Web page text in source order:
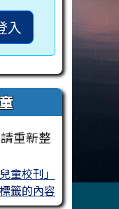
入
重新整
童校刊」
標籤的內容